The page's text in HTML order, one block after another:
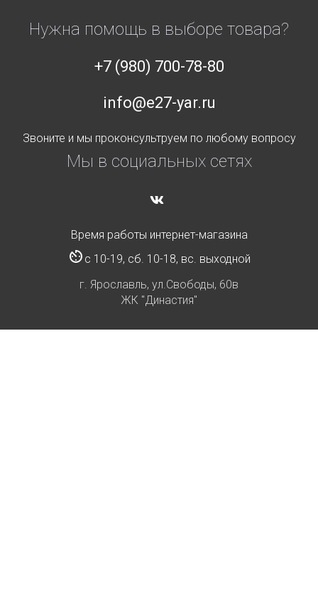
Нужна помощь в выборе товара?
+7 (980) 700-78-80
info@e27-yar.ru
Звоните и мы проконсультруем по любому вопросу
Мы в социальных сетях
Время работы интернет-магазина
с 10-19, сб. 10-18, вс. выходной
г. Ярославль, ул.Свободы, 60в
ЖК "Династия"